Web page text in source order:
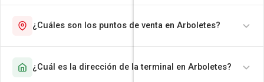
¿Cuáles son los puntos de venta en Arboletes?
¿Cuál es la dirección de la terminal en Arboletes?